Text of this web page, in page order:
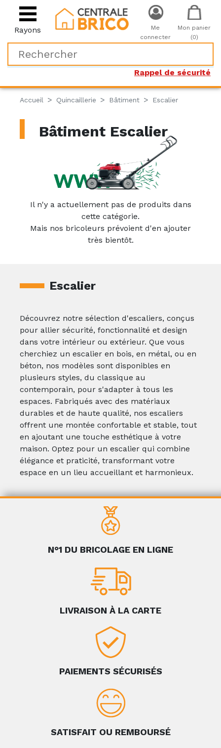
Rayons
Rappel de sécurité
Me
connecter
Mon panier
(0)
Accueil Quincaillerie Bâtiment Escalier
Bâtiment Escalier
Il n'y a actuellement pas de produits dans
cette catégorie.
Mais nos bricoleurs prévoient d'en ajouter
très bientôt.
Escalier
Découvrez notre sélection d'escaliers, conçus
pour allier sécurité, fonctionnalité et design
dans votre intérieur ou extérieur. Que vous
cherchiez un escalier en bois, en métal, ou en
béton, nos modèles sont disponibles en
plusieurs styles, du classique au
contemporain, pour s'adapter à tous les
espaces. Fabriqués avec des matériaux
durables et de haute qualité, nos escaliers
offrent une montée confortable et stable, tout
en ajoutant une touche esthétique à votre
maison. Optez pour un escalier qui combine
élégance et praticité, transformant votre
espace en un lieu accueillant et harmonieux.
N°1 DU BRICOLAGE EN LIGNE
LIVRAISON À LA CARTE
PAIEMENTS SÉCURISÉS
SATISFAIT OU REMBOURSÉ